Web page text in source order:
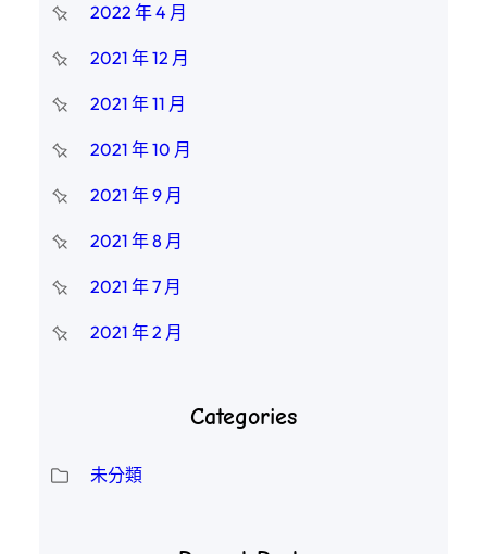
2022 年 4 月
2021 年 12 月
2021 年 11 月
2021 年 10 月
2021 年 9 月
2021 年 8 月
2021 年 7 月
2021 年 2 月
Categories
未分類